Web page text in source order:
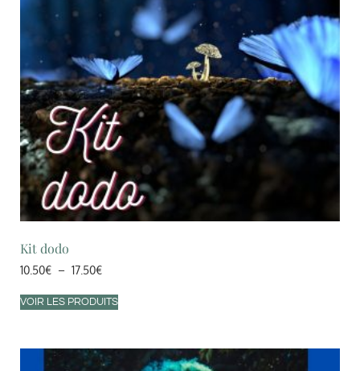
Kit dodo
10.50€ – 17.50€
VOIR LES PRODUITS